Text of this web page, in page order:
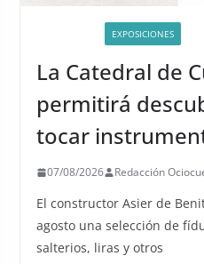
EXPOSICIONES
La Catedral de
permitirá
tocar
07/08/2026 Redacción
El constructor Asier de
agosto una selección de
salterios, liras y otros